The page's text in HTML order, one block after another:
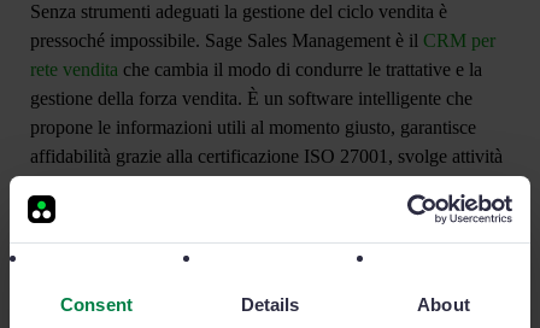
Consent Details About
Senza strumenti adeguati la gestione del ciclo vendita è
pressoché impossibile. Sage Sales Management è il CRM per
rete vendita che cambia il modo di condurre le trattative e la
gestione della forza vendita. È un software intelligente che
propone le informazioni utili al momento giusto, garantisce
affidabilità grazie alla certificazione ISO 27001, svolge attività
ogni genere per gestire al meglio i processi di vendita.
Ti potrebbe interessare anche: